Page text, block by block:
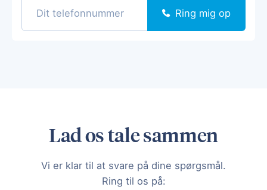
Ring mig op
Lad os tale sammen
Vi er klar til at svare på dine spørgsmål.
Ring til os på: